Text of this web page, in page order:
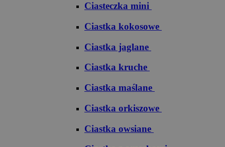
Ciasteczka mini
Ciastka kokosowe
Ciastka jaglane
Ciastka kruche
Ciastka maślane
Ciastka orkiszowe
Ciastka owsiane